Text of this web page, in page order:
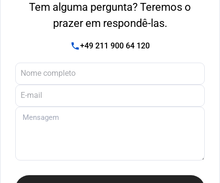
Tem alguma pergunta? Teremos o
prazer em respondê-las.
+49 211 900 64 120